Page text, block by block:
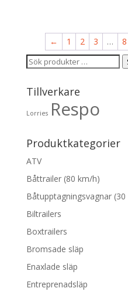
← 1 2 3 … 8
Sök
Tillverkare
Lorries Respo
Produktkategorier
ATV
Båttrailer (80 km/h)
Båtupptagningsvagnar
Biltrailers
Boxtrailers
Bromsade släp
Enaxlade släp
Entreprenadsläp